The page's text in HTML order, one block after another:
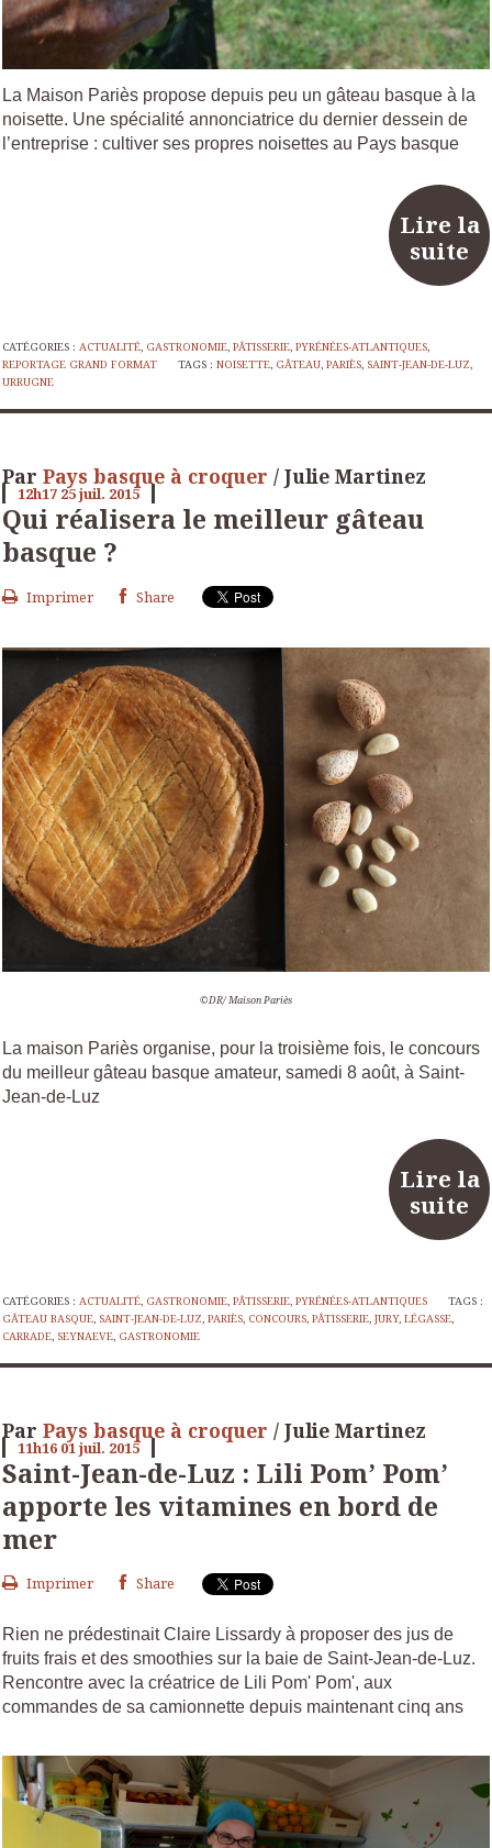
La Maison Pariès propose depuis peu un gâteau basque à la
noisette. Une spécialité annonciatrice du dernier dessein de
l’entreprise : cultiver ses propres noisettes au Pays basque
Lire la
suite
CATÉGORIES : ACTUALITÉ, GASTRONOMIE, PÂTISSERIE, PYRÉNÉES-ATLANTIQUES,
REPORTAGE GRAND FORMAT
TAGS :NOISETTE, GÂTEAU,PARIÈS, SAINT-JEAN-DE-LUZ,
URRUGNE
Par Pays basque à croquer / Julie Martinez
12h17 25juil. 2015
Qui réalisera le meilleur gâteau
basque ?
Imprimer Share
©DR/ Maison Pariès
La maison Pariès organise, pour la troisième fois, le concours
du meilleur gâteau basque amateur, samedi 8 août, à Saint-
Jean-de-Luz
Lire la
suite
CATÉGORIES : ACTUALITÉ, GASTRONOMIE, PÂTISSERIE, PYRÉNÉES-ATLANTIQUES
TAGS :
GÂTEAU BASQUE, SAINT-JEAN-DE-LUZ, PARIÈS, CONCOURS, PÂTISSERIE, JURY, LÉGASSE,
CARRADE, SEYNAEVE, GASTRONOMIE
Par Pays basque à croquer / Julie Martinez
11h16 01juil. 2015
Saint-Jean-de-Luz : Lili Pom’ Pom’
apporte les vitamines en bord de
mer
Imprimer Share
Rien ne prédestinait Claire Lissardy à proposer des jus de
fruits frais et des smoothies sur la baie de Saint-Jean-de-Luz.
Rencontre avec la créatrice de Lili Pom' Pom', aux
commandes de sa camionnette depuis maintenant cinq ans